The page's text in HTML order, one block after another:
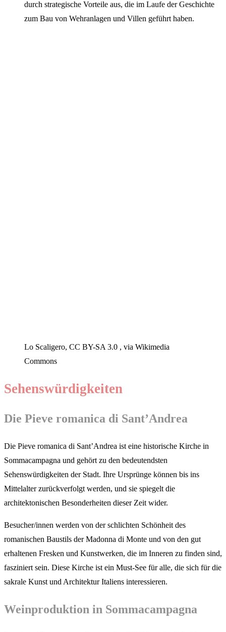
durch strategische Vorteile aus, die im Laufe der Geschichte
zum Bau von Wehranlagen und Villen geführt haben.
Lo Scaligero, CC BY-SA 3.0 , via Wikimedia
Commons
Sehenswürdigkeiten
Die Pieve romanica di Sant’Andrea
Die Pieve romanica di Sant’Andrea ist eine historische Kirche in
Sommacampagna und gehört zu den bedeutendsten
Sehenswürdigkeiten der Stadt. Ihre Ursprünge können bis ins
Mittelalter zurückverfolgt werden, und sie spiegelt die
architektonischen Besonderheiten dieser Zeit wider.
Besucher/innen werden von der schlichten Schönheit des
romanischen Baustils der Madonna di Monte und von den gut
erhaltenen Fresken und Kunstwerken, die im Inneren zu finden sind,
fasziniert sein. Diese Kirche ist ein Must-See für alle, die sich für die
sakrale Kunst und Architektur Italiens interessieren.
Weinproduktion in Sommacampagna